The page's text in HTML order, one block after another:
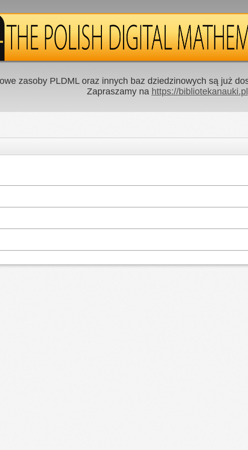
zasoby PLDML oraz innych baz dziedzinowych są już
Zapraszamy na https://bibliotekanauki.pl